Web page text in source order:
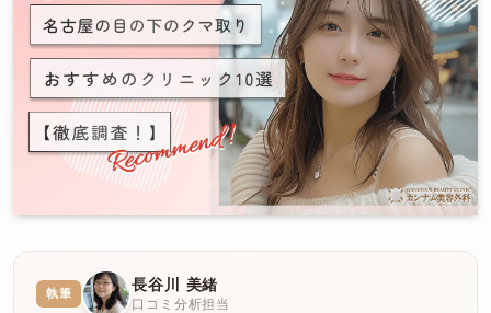
執筆 長谷川 美緒
口コミ分析担当